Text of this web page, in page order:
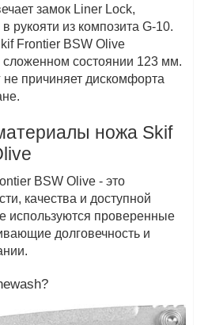
замок Liner Lock,
рукояти из композита G-10.
Frontier BSW Olive
сложенном состоянии 123 мм.
причиняет дискомфорта
ножа Skif
BSW Olive - это
качества и доступной
используются проверенные
долговечность и